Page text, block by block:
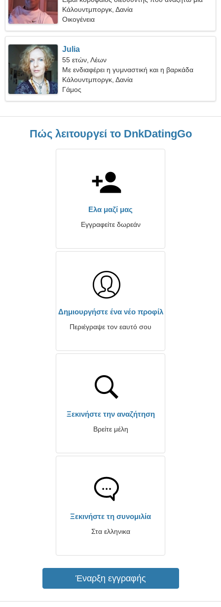
όμορφη γυναίκα
Κάλουντμποργκ, Δανία
Οικογένεια
Julia
55 ετών, Λέων
Με ενδιαφέρει η γυμναστική και η βαρκάδα
Κάλουντμποργκ, Δανία
Γάμος
Πώς λειτουργεί το DnkDatingGo
Ελα μαζί μας
Εγγραφείτε δωρεάν
Δημιουργήστε ένα νέο προφίλ
Περιέγραψε τον εαυτό σου
Ξεκινήστε την αναζήτηση
Βρείτε μέλη
Ξεκινήστε τη συνομιλία
Στα ελληνικα
Έναρξη εγγραφής